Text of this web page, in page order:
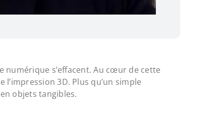
s’effacent. Au cœur de cette
3D. Plus qu’un simple
objets tangibles.